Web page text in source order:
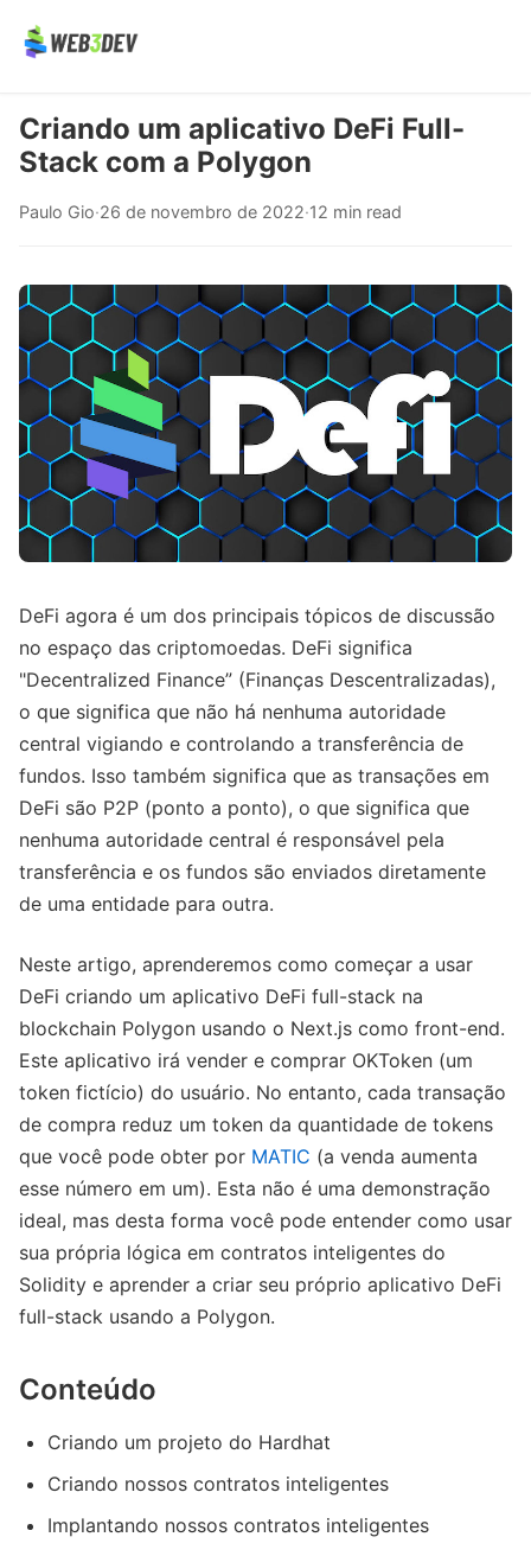
Criando um aplicativo DeFi Full-
Stack com a Polygon
Paulo Gio·26 de novembro de 2022·12 min read
DeFi agora é um dos principais tópicos de discussão
no espaço das criptomoedas. DeFi significa
"Decentralized Finance” (Finanças Descentralizadas),
o que significa que não há nenhuma autoridade
central vigiando e controlando a transferência de
fundos. Isso também significa que as transações em
DeFi são P2P (ponto a ponto), o que significa que
nenhuma autoridade central é responsável pela
transferência e os fundos são enviados diretamente
de uma entidade para outra.
Neste artigo, aprenderemos como começar a usar
DeFi criando um aplicativo DeFi full-stack na
blockchain Polygon usando o Next.js como front-end.
Este aplicativo irá vender e comprar OKToken (um
token fictício) do usuário. No entanto, cada transação
de compra reduz um token da quantidade de tokens
que você pode obter por MATIC (a venda aumenta
esse número em um). Esta não é uma demonstração
ideal, mas desta forma você pode entender como usar
sua própria lógica em contratos inteligentes do
Solidity e aprender a criar seu próprio aplicativo DeFi
full-stack usando a Polygon.
Conteúdo
Criando um projeto do Hardhat
Criando nossos contratos inteligentes
Implantando nossos contratos inteligentes